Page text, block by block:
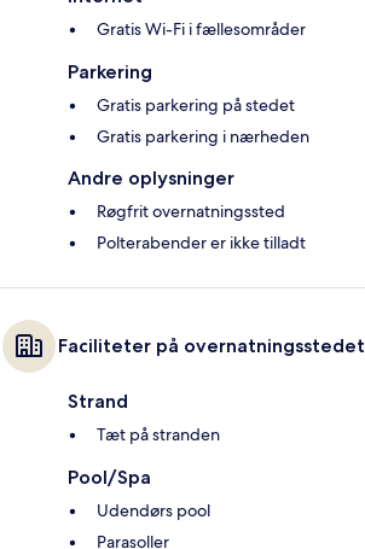
Gratis Wi-Fi i fællesområder
Parkering
Gratis parkering på stedet
Gratis parkering i nærheden
Andre oplysninger
Røgfrit overnatningssted
Polterabender er ikke tilladt
Faciliteter på overnatningsstedet
Strand
Tæt på stranden
Pool/Spa
Udendørs pool
Parasoller